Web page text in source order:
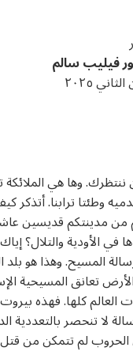
فيليبسالم
وها هي
وطئتا ترابنا.
من مدينتكم قديسين
الأودية والتلال؟
المسيح. وهذا هو
الأرض تعانق
كلها. فهذه
لا تنحصر
لم تتمكن من قتل